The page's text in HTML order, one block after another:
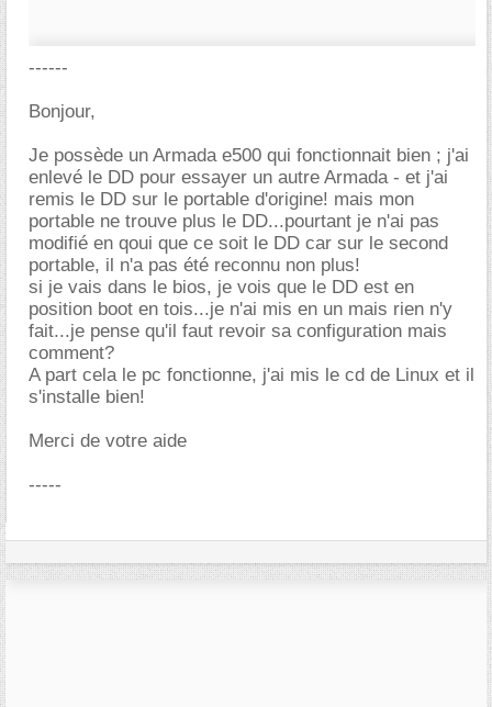
------
Bonjour,
Je possède un Armada e500 qui fonctionnait bien ; j'ai
enlevé le DD pour essayer un autre Armada - et j'ai
remis le DD sur le portable d'origine! mais mon
portable ne trouve plus le DD...pourtant je n'ai pas
modifié en qoui que ce soit le DD car sur le second
portable, il n'a pas été reconnu non plus!
si je vais dans le bios, je vois que le DD est en
position boot en tois...je n'ai mis en un mais rien n'y
fait...je pense qu'il faut revoir sa configuration mais
comment?
A part cela le pc fonctionne, j'ai mis le cd de Linux et il
s'installe bien!
Merci de votre aide
-----